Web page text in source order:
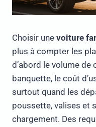
Choisir une voiture
plus à compter les
d’abord le volume
banquette, le coût
surtout quand les
poussette, valises et
chargement. Des